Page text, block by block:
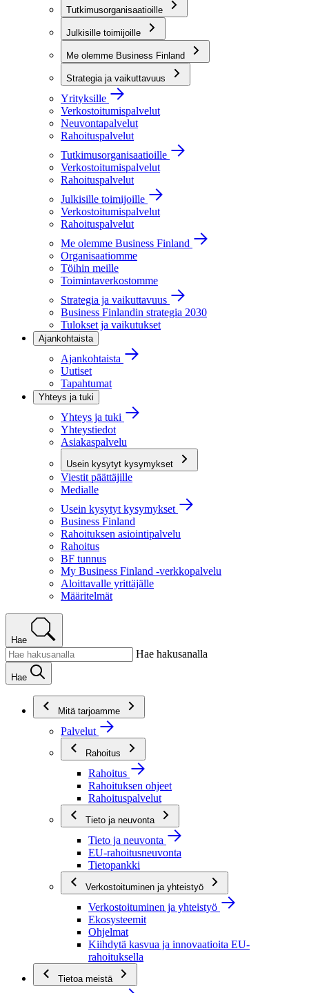
Tutkimusorganisaatioille
Julkisille toimijoille
Me olemme Business Finland
Strategia ja vaikuttavuus
Yrityksille
Verkostoitumispalvelut
Neuvontapalvelut
Rahoituspalvelut
Tutkimusorganisaatioille
Verkostoitumispalvelut
Rahoituspalvelut
Julkisille toimijoille
Verkostoitumispalvelut
Rahoituspalvelut
Me olemme Business Finland
Organisaatiomme
Töihin meille
Toimintaverkostomme
Strategia ja vaikuttavuus
Business Finlandin strategia 2030
Tulokset ja vaikutukset
Ajankohtaista
Ajankohtaista
Uutiset
Tapahtumat
Yhteys ja tuki
Yhteys ja tuki
Yhteystiedot
Asiakaspalvelu
Usein kysytyt kysymykset
Viestit päättäjille
Medialle
Usein kysytyt kysymykset
Business Finland
Rahoituksen asiointipalvelu
Rahoitus
BF tunnus
My Business Finland -verkkopalvelu
Aloittavalle yrittäjälle
Määritelmät
Hae
Hae hakusanalla
Hae
Mitä tarjoamme
Palvelut
Rahoitus
Rahoitus
Rahoituksen ohjeet
Rahoituspalvelut
Tieto ja neuvonta
Tieto ja neuvonta
EU-rahoitusneuvonta
Tietopankki
Verkostoituminen ja yhteistyö
Verkostoituminen ja yhteistyö
Ekosysteemit
Ohjelmat
Kiihdytä kasvua ja innovaatioita EU-
rahoituksella
Tietoa meistä